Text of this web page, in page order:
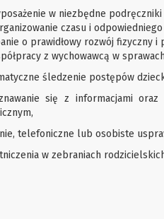
w niezbędne
czasu i
o prawidłowy rozwój fizyczny i
z wychowawcą w
śledzenie postępów
się z informacjami
telefoniczne lub osobiste
w zebraniach